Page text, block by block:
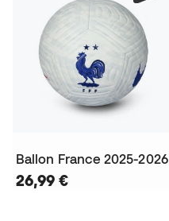
Ballon France 2025-2026
26,99 €